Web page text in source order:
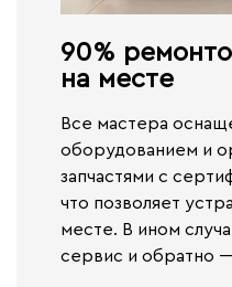
90%
на месте​
Все мастера
оборудованием и
запчастями с
что позволяет
месте. В ином
сервис и обратно